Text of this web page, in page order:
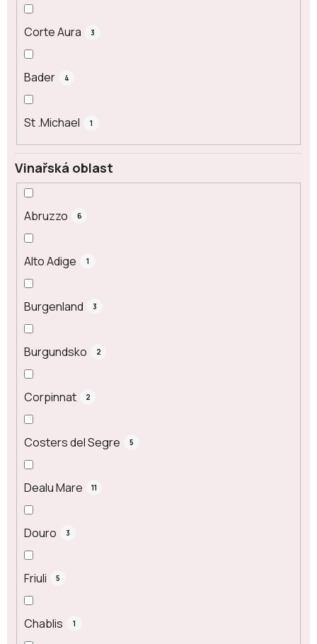
Corte Aura 3
Bader 4
St .Michael 1
Vinařská oblast
Abruzzo 6
Alto Adige 1
Burgenland 3
Burgundsko 2
Corpinnat 2
Costers del Segre 5
Dealu Mare 11
Douro 3
Friuli 5
Chablis 1